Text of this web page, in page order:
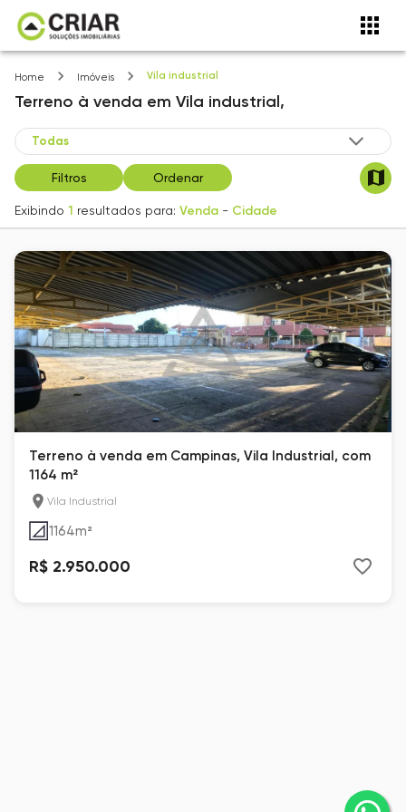
Home Imóveis Vila industrial
Terreno à venda em Vila industrial,
Filtros Ordenar
Exibindo 1 resultados para: Venda - Cidade
Terreno à venda em Campinas, Vila Industrial, com
1164 m²
Vila Industrial
1164m²
R$ 2.950.000